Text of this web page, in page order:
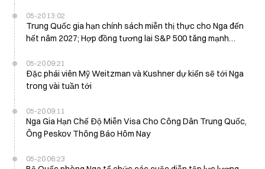
05-20 13:02
Trung Quốc gia hạn chính sách miễn thị thực cho Nga đến
hết năm 2027; Hợp đồng tương lai S&P 500 tăng mạnh
05-20 09:21
Đặc phái viên Mỹ Weitzman và Kushner dự kiến sẽ tới Nga
trong vài tuần tới
05-20 09:11
Nga Gia Hạn Chế Độ Miễn Visa Cho Công Dân Trung Quốc,
Ông Peskov Thông Báo Hôm Nay
05-20 06:23